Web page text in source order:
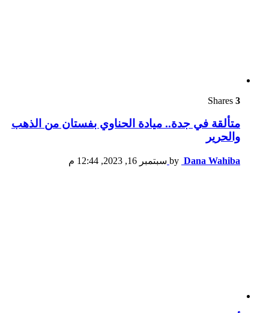
3
متألقة في جدة.. ميادة الحناوي بفستان من الذهب
والحرير
by Dana Wahiba سبتمبر 16, 2023, 12:44 م